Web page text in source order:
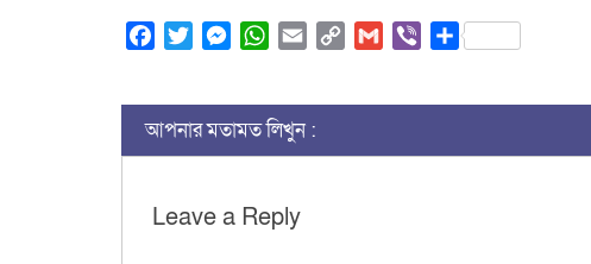
FacebookTwitterMessenger
WhatsApp
Email Copy
Gmail ViberShare
আপনার মতামত লিখুন :
Leave a Reply